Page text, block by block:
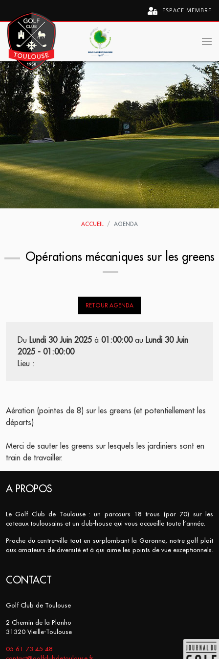
ESPACE MEMBRE
ACCUEIL AGENDA
Opérations mécaniques sur les greens
RETOUR AGENDA
Du Lundi 30 Juin 2025 à 01:00:00au Lundi 30 Juin
2025 - 01:00:00
Lieu :
Aération (pointes de 8) sur les greens (et potentiellement les
départs)
Merci de sauter les greens sur lesquels les jardiniers sont en
train de travailler.
A PROPOS
Le Golf Club de Toulouse : un parcours 18 trous (par 70) sur les
coteaux toulousains et un club-house qui vous accueille toute l’année.
Proche du centre-ville tout en surplombant la Garonne, notre golf plait
aux amateurs de diversité et à qui aime les points de vue exceptionnels.
CONTACT
Golf Club de Toulouse
2 Chemin de la Planho
31320 Vieille-Toulouse
05 61 73 45 48